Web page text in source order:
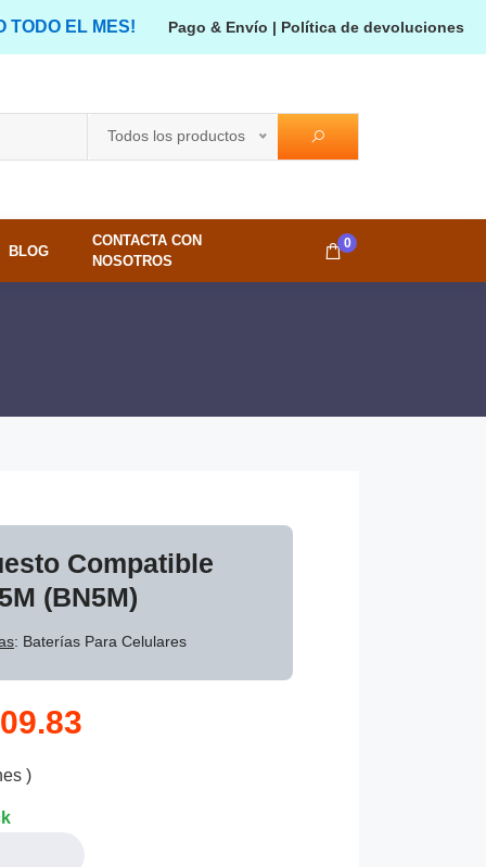
TODO EL MES! Pago & Envío | Política de devoluciones
Todos los productos
BLOG
CONTACTA CON
NOSOTROS
0
Compatible
(BN5M)
: Baterías Para Celulares
)